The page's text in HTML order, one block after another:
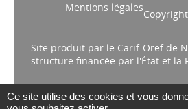
Mentions légales
Copyright
Site produit par le Carif-Oref de
structure financée par l'État et la
Ce site utilise des cookies et vous